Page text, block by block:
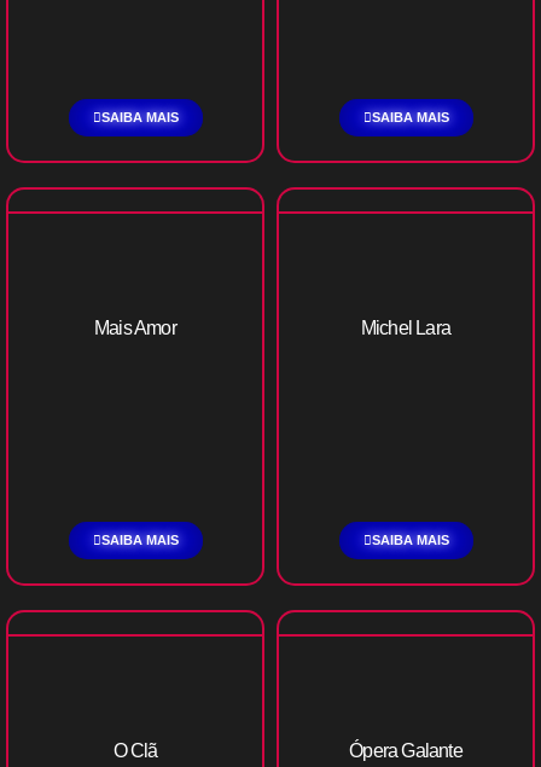
SAIBA MAIS SAIBA MAIS
Mais Amor
SAIBA MAIS
Michel Lara
SAIBA MAIS
O Clã Ópera Galante